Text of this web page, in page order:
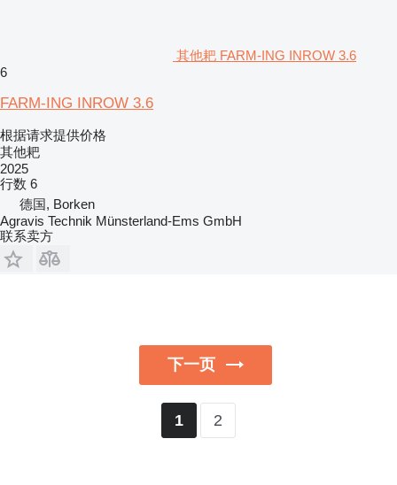
其他耙 FARM-ING INROW 3.6
6
FARM-ING INROW 3.6
根据请求提供价格
其他耙
2025
行数 6
德国, Borken
Agravis Technik Münsterland-Ems GmbH
联系卖方
下一页
1 2